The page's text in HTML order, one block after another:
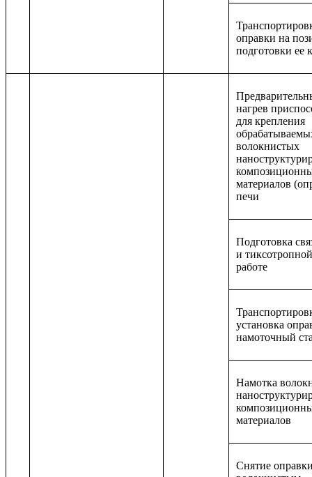
оправки на
подготовки ее
нагрев
для крепления
волокнистых
материалов
печи
Подготовка
и
работе
установка
намоточный
Намотка
материалов
Снятие